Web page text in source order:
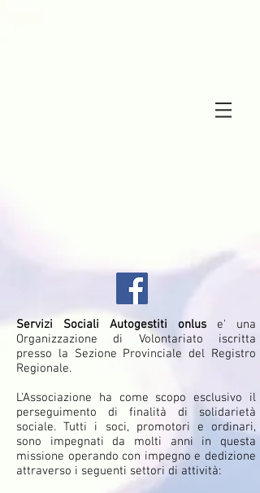
Servizi Sociali Autogestiti onlus e' una
Organizzazione di Volontariato iscritta
presso la Sezione Provinciale del Registro
Regionale.
L'Associazione ha come scopo esclusivo il
perseguimento di finalità di solidarietà
sociale. Tutti i soci, promotori e ordinari,
sono impegnati da molti anni in questa
missione operando con impegno e dedizione
attraverso i seguenti settori di attività: